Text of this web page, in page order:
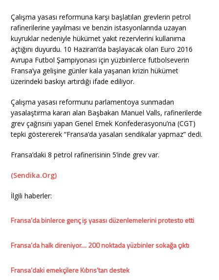
Çalışma yasası reformuna karşı başlatılan grevlerin petrol
rafinerilerine yayılması ve benzin istasyonlarında uzayan
kuyruklar nedeniyle hükümet yakıt rezervlerini kullanıma
açtığını duyurdu. 10 Haziran’da başlayacak olan Euro 2016
Avrupa Futbol Şampiyonası için yüzbinlerce futbolseverin
Fransa’ya gelişine günler kala yaşanan krizin hükümet
üzerindeki baskıyı artırdığı ifade ediliyor.
Çalışma yasası reformunu parlamentoya sunmadan
yasalaştırma kararı alan Başbakan Manuel Valls, rafinerilerde
grev çağrısını yapan Genel Emek Konfederasyonu’na (CGT)
tepki göstererek “Fransa’da yasaları sendikalar yapmaz” dedi.
Fransa’daki 8 petrol rafinerisinin 5’inde grev var.
(Sendika.Org)
İlgili haberler:
Fransa’da binlerce genç iş yasası düzenlemelerini protesto etti
Fransa’da halk direniyor… 200 noktada yüzbinler sokağa çıktı
Fransa’daki emekçilere Kıbrıs’tan destek